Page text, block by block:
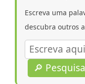
Escreva uma
descubra outros
🔎